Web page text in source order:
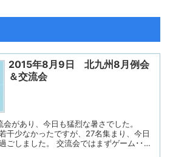
2015年8月9日 北九州8月例会
＆交流会
会があり、今日も猛烈な暑さでした。
干少なかったですが、27名集まり、今日
ごしました。 交流会ではまずゲーム･･大